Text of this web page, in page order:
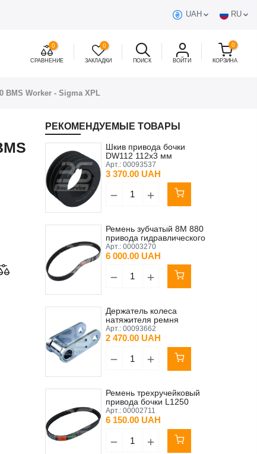
UAH RU
0
СРАВНЕНИЕ
0
ЗАКЛАДКИ ПОИСК ВОЙТИ
0
КОРЗИНА
BMS Worker - Sigma XPL
РЕКОМЕНДУЕМЫЕ ТОВАРЫ
Шкив привода бочки
DW112 112x3 мм
Brinkmann DC 260/45 EB
450/550
Арт.: 00093537
3 370.00 UAH
Ремень зубчатый 8M 880
привода гидравлического
насоса Putzmeister
М740/4, М760/4
Арт.: 00003270
6 000.00 UAH
Держатель колеса
натяжителя ремня
привода бочки Brinkmann
450/550
Арт.: 00093662
2 470.00 UAH
Ремень трехручейковый
привода бочки L1250
Putzmeister M740/4
/Brinkmann 450/550
Арт.: 00002711
6 150.00 UAH